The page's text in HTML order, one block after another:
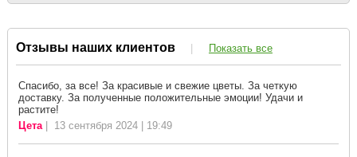
Отзывы наших клиентов | Показать все
Спасибо, за все! За красивые и свежие цветы. За четкую
доставку. За полученные положительные эмоции! Удачи и
растите!
Цета| 13 сентября 2024 | 19:49